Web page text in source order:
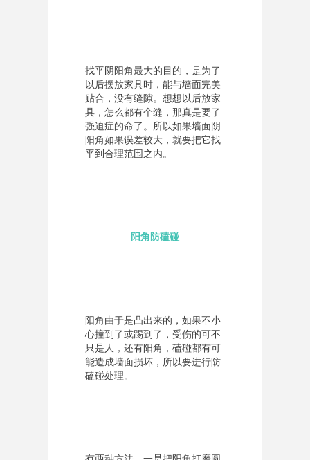
找平阴阳角最大的目的，是为了
以后摆放家具时，能与墙面完美
贴合，没有缝隙。想想以后放家
具，怎么都有个缝，那真是要了
强迫症的命了。所以如果墙面阴
阳角如果误差较大，就要把它找
平到合理范围之内。
阳角防磕碰
阳角由于是凸出来的，如果不小
心撞到了或踢到了，受伤的可不
只是人，还有阳角，磕碰都有可
能造成墙面损坏，所以要进行防
磕碰处理。